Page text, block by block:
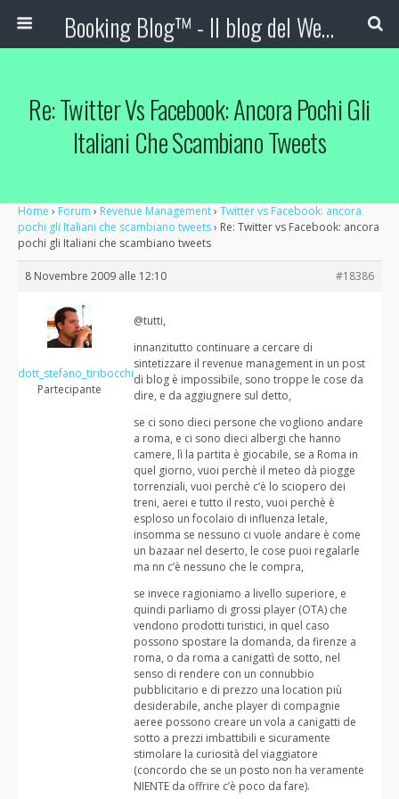
Booking Blog™ - Il blog del Web Marketing Turistico
Re: Twitter Vs Facebook: Ancora Pochi Gli
Italiani Che Scambiano Tweets
Home › Forum › Revenue Management› Twitter vs Facebook: ancora
pochi gli Italiani che scambiano tweets› Re: Twitter vs Facebook: ancora
pochi gli Italiani che scambiano tweets
8 Novembre 2009 alle 12:10 #18386
dott_stefano_tiribocchi
Partecipante
@tutti,
innanzitutto continuare a cercare di
sintetizzare il revenue management in un post
di blog è impossibile, sono troppe le cose da
dire, e da aggiugnere sul detto,
se ci sono dieci persone che vogliono andare
a roma, e ci sono dieci albergi che hanno
camere, lì la partita è giocabile, se a Roma in
quel giorno, vuoi perchè il meteo dà piogge
torrenziali, vuoi perchè c’è lo sciopero dei
treni, aerei e tutto il resto, vuoi perchè è
esploso un focolaio di influenza letale,
insomma se nessuno ci vuole andare è come
un bazaar nel deserto, le cose puoi regalarle
ma nn c’è nessuno che le compra,
se invece ragioniamo a livello superiore, e
quindi parliamo di grossi player (OTA) che
vendono prodotti turistici, in quel caso
possono spostare la domanda, da firenze a
roma, o da roma a canigattì de sotto, nel
senso di rendere con un connubbio
pubblicitario e di prezzo una location più
desiderabile, anche player di compagnie
aeree possono creare un vola a canigatti de
sotto a prezzi imbattibili e sicuramente
stimolare la curiosità del viaggiatore
(concordo che se un posto non ha veramente
NIENTE da offrire c’è poco da fare).